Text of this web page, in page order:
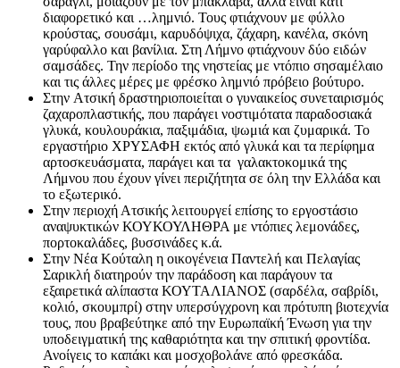
διαφορετικό και …λημνιό. Τους φτιάχνουν με φύλλο
κρούστας, σουσάμι, καρυδόψιχα, ζάχαρη, κανέλα, σκόνη
γαρύφαλλο και βανίλια. Στη Λήμνο φτιάχνουν δύο ειδών
σαμσάδες. Την περίοδο της νηστείας με ντόπιο σησαμέλαιο
και τις άλλες μέρες με φρέσκο λημνιό πρόβειο βούτυρο.
Στην Ατσική δραστηριοποιείται ο γυναικείος συνεταιρισμός
ζαχαροπλαστικής, που παράγει νοστιμότατα παραδοσιακά
γλυκά, κουλουράκια, παξιμάδια, ψωμιά και ζυμαρικά. Το
εργαστήριο ΧΡΥΣΑΦΗ εκτός από γλυκά και τα περίφημα
αρτοσκευάσματα, παράγει και τα γαλακτοκομικά της
Λήμνου που έχουν γίνει περιζήτητα σε όλη την Ελλάδα και
το εξωτερικό.
Στην περιοχή Ατσικής λειτουργεί επίσης το εργοστάσιο
αναψυκτικών ΚΟΥΚΟΥΛΗΘΡΑ με ντόπιες λεμονάδες,
πορτοκαλάδες, βυσσινάδες κ.ά.
Στην Νέα Κούταλη η οικογένεια Παντελή και Πελαγίας
Σαρικλή διατηρούν την παράδοση και παράγουν τα
εξαιρετικά αλίπαστα ΚΟΥΤΑΛΙΑΝΟΣ (σαρδέλα, σαβρίδι,
κολιό, σκουμπρί) στην υπερσύγχρονη και πρότυπη βιοτεχνία
τους, που βραβεύτηκε από την Ευρωπαϊκή Ένωση για την
υποδειγματική της καθαριότητα και την σπιτική φροντίδα.
Ανοίγεις το καπάκι και μοσχοβολάνε από φρεσκάδα.